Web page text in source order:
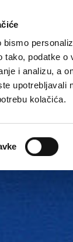
tako, podatke
i analizu, a
kolačića.